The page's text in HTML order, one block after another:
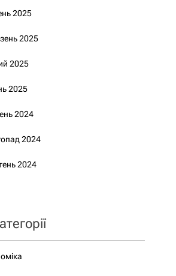
2025
2025
2025
2025
2024
2024
2024